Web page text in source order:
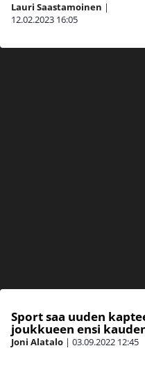
Lauri Saastamoinen |
12.02.2023 16:05
Sport saa uuden
joukkueen ensi
Joni Alatalo | 03.09.2022 12:45